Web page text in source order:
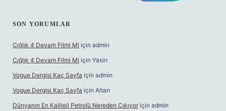
SON YORUMLAR
Çığlık 4 Devam Filmi Mi için admin
Çığlık 4 Devam Filmi Mi için Yasin
Vogue Dergisi Kaç Sayfa için admin
Vogue Dergisi Kaç Sayfa için Altan
Dünyanın En Kaliteli Petrolü Nereden Çıkıyor için admin